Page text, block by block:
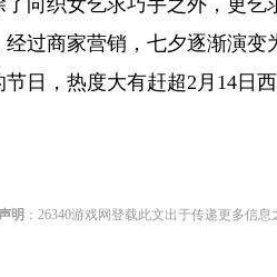
了向织女乞求巧手之外，更乞
经过商家营销，七夕逐渐演变
日，热度大有赶超2月14日西
明 ：26340游戏网登载此文出于传递更多信